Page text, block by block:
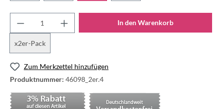
x2er-Pack
In den Warenkorb
Zum Merkzettel hinzufügen
Produktnummer: 46098_2er.4